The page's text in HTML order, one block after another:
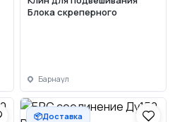
Блока скреперного
Барнаул
📦Доставка